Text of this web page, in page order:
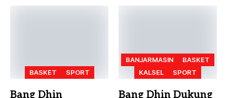
BASKET SPORT
Bang Dhin
BANJARMASIN
BASKET
KALSEL
SPORT
Bang Dhin Dukung